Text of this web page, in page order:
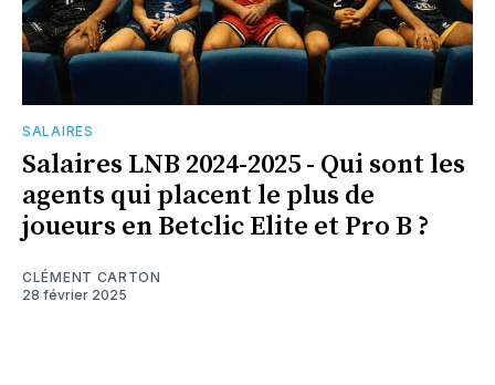
SALAIRES
Salaires LNB 2024-2025 - Qui sont les
agents qui placent le plus de
joueurs en Betclic Elite et Pro B ?
CLÉMENT CARTON
28 février 2025